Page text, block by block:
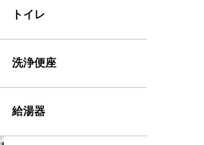
トイレ
洗浄便座
給湯器